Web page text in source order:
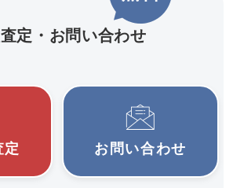
定・お問い合わせ
定 お問い合わせ